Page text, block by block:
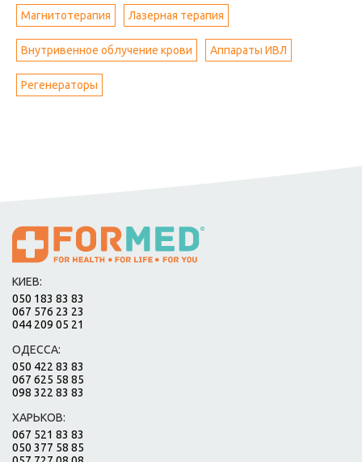
Магнитотерапия Лазерная терапия
Внутривенное облучение крови Аппараты ИВЛ
Регенераторы
КИЕВ:
050 183 83 83
067 576 23 23
044 209 05 21
ОДЕССА:
050 422 83 83
067 625 58 85
098 322 83 83
ХАРЬКОВ:
067 521 83 83
050 377 58 85